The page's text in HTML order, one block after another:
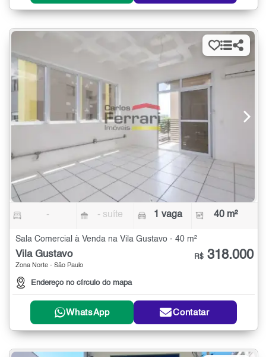
- - suíte 1 vaga 40 m²
Sala Comercial à Venda na Vila Gustavo - 40 m²
Vila Gustavo
Zona Norte - São Paulo
Endereço no círculo do mapa
R$ 318.000
WhatsApp Contatar